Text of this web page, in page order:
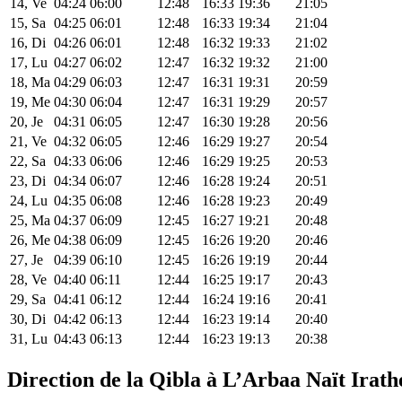
14, Ve 04:24 06:00 12:48 16:33 19:36
21:05
15, Sa 04:25 06:01 12:48 16:33 19:34
21:04
16, Di 04:26 06:01 12:48 16:32 19:33
21:02
17, Lu 04:27 06:02 12:47 16:32 19:32
21:00
18, Ma 04:29 06:03 12:47 16:31 19:31
20:59
19, Me 04:30 06:04 12:47 16:31 19:29
20:57
20, Je
04:31 06:05 12:47 16:30 19:28
20:56
21, Ve 04:32 06:05 12:46 16:29 19:27
20:54
22, Sa 04:33 06:06 12:46 16:29 19:25
20:53
23, Di 04:34 06:07 12:46 16:28 19:24
20:51
24, Lu 04:35 06:08 12:46 16:28 19:23
20:49
25, Ma 04:37 06:09 12:45 16:27 19:21
20:48
26, Me 04:38 06:09 12:45 16:26 19:20
20:46
27, Je
04:39 06:10 12:45 16:26 19:19
20:44
28, Ve 04:40 06:11 12:44 16:25 19:17
20:43
29, Sa 04:41 06:12 12:44 16:24 19:16
20:41
30, Di 04:42 06:13 12:44 16:23 19:14
20:40
31, Lu 04:43 06:13 12:44 16:23 19:13 20:38
Direction de la Qibla à L’Arbaa Naït